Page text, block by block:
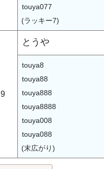
touya077
(ラッキー7)
9
とうや
touya8
touya88
touya888
touya8888
touya008
touya088
(末広がり)